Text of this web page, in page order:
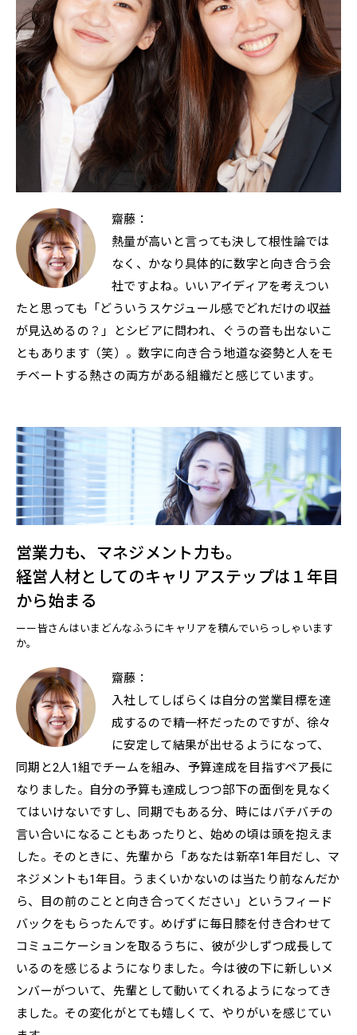
齋藤：
熱量が高いと言っても決して根性論では
なく、かなり具体的に数字と向き合う会
社ですよね。いいアイディアを考えつい
たと思っても「どういうスケジュール感でどれだけの収益
が見込めるの？」とシビアに問われ、ぐうの音も出ないこ
ともあります（笑）。数字に向き合う地道な姿勢と人をモ
チベートする熱さの両方がある組織だと感じています。
営業力も、マネジメント力も。
経営人材としてのキャリアステップは１年目
から始まる
ーー皆さんはいまどんなふうにキャリアを積んでいらっしゃいます
か。
齋藤：
入社してしばらくは自分の営業目標を達
成するので精一杯だったのですが、徐々
に安定して結果が出せるようになって、
同期と2人1組でチームを組み、予算達成を目指すペア長に
なりました。自分の予算も達成しつつ部下の面倒を見なく
てはいけないですし、同期でもある分、時にはバチバチの
言い合いになることもあったりと、始めの頃は頭を抱えま
した。そのときに、先輩から「あなたは新卒1年目だし、マ
ネジメントも1年目。うまくいかないのは当たり前なんだか
ら、目の前のことと向き合ってください」というフィード
バックをもらったんです。めげずに毎日膝を付き合わせて
コミュニケーションを取るうちに、彼が少しずつ成長して
いるのを感じるようになりました。今は彼の下に新しいメ
ンバーがついて、先輩として動いてくれるようになってき
ました。その変化がとても嬉しくて、やりがいを感じてい